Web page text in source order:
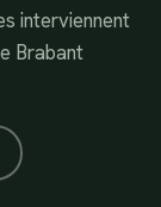
interviennent
Brabant